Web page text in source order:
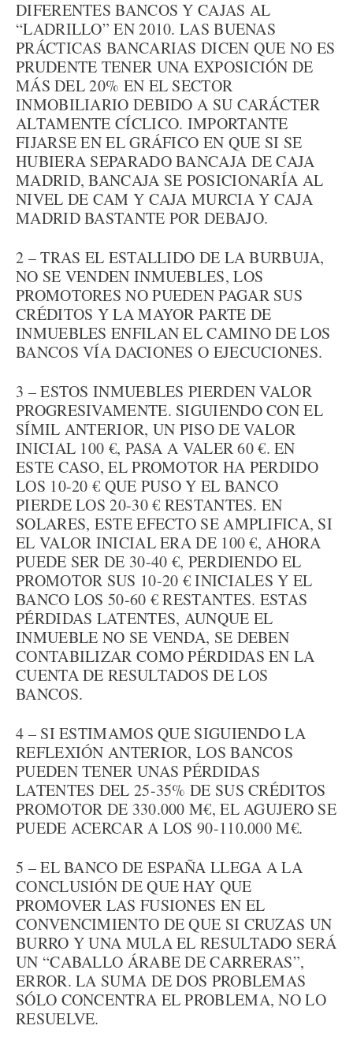
DIFERENTES BANCOS Y CAJAS AL
“LADRILLO” EN 2010. LAS BUENAS
PRÁCTICAS BANCARIAS DICEN QUE NO ES
PRUDENTE TENER UNA EXPOSICIÓN DE
MÁS DEL 20% EN EL SECTOR
INMOBILIARIO DEBIDO A SU CARÁCTER
ALTAMENTE CÍCLICO. IMPORTANTE
FIJARSE EN EL GRÁFICO EN QUE SI SE
HUBIERA SEPARADO BANCAJA DE CAJA
MADRID, BANCAJA SE POSICIONARÍA AL
NIVEL DE CAM Y CAJA MURCIA Y CAJA
MADRID BASTANTE POR DEBAJO.
2 – TRAS EL ESTALLIDO DE LA BURBUJA,
NO SE VENDEN INMUEBLES, LOS
PROMOTORES NO PUEDEN PAGAR SUS
CRÉDITOS Y LA MAYOR PARTE DE
INMUEBLES ENFILAN EL CAMINO DE LOS
BANCOS VÍA DACIONES O EJECUCIONES.
3 – ESTOS INMUEBLES PIERDEN VALOR
PROGRESIVAMENTE. SIGUIENDO CON EL
SÍMIL ANTERIOR, UN PISO DE VALOR
INICIAL 100 €, PASA A VALER 60 €. EN
ESTE CASO, EL PROMOTOR HA PERDIDO
LOS 10-20 € QUE PUSO Y EL BANCO
PIERDE LOS 20-30 € RESTANTES. EN
SOLARES, ESTE EFECTO SE AMPLIFICA, SI
EL VALOR INICIAL ERA DE 100 €, AHORA
PUEDE SER DE 30-40 €, PERDIENDO EL
PROMOTOR SUS 10-20 € INICIALES Y EL
BANCO LOS 50-60 € RESTANTES. ESTAS
PÉRDIDAS LATENTES, AUNQUE EL
INMUEBLE NO SE VENDA, SE DEBEN
CONTABILIZAR COMO PÉRDIDAS EN LA
CUENTA DE RESULTADOS DE LOS
BANCOS.
4 – SI ESTIMAMOS QUE SIGUIENDO LA
REFLEXIÓN ANTERIOR, LOS BANCOS
PUEDEN TENER UNAS PÉRDIDAS
LATENTES DEL 25-35% DE SUS CRÉDITOS
PROMOTOR DE 330.000 M€, EL AGUJERO SE
PUEDE ACERCAR A LOS 90-110.000 M€.
5 – EL BANCO DE ESPAÑA LLEGA A LA
CONCLUSIÓN DE QUE HAY QUE
PROMOVER LAS FUSIONES EN EL
CONVENCIMIENTO DE QUE SI CRUZAS UN
BURRO Y UNA MULA EL RESULTADO SERÁ
UN “CABALLO ÁRABE DE CARRERAS”,
ERROR. LA SUMA DE DOS PROBLEMAS
SÓLO CONCENTRA EL PROBLEMA, NO LO
RESUELVE.